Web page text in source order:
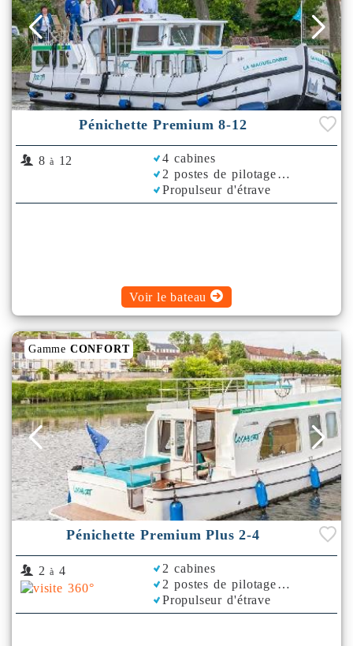
Pénichette Premium 8-12
8 à 12
4 cabines
2 postes de pilotage
Propulseur d'étrave
Voir le bateau
Gamme CONFORT
Pénichette Premium Plus 2-4
2 à 4
2 cabines
2 postes de pilotage
Propulseur d'étrave